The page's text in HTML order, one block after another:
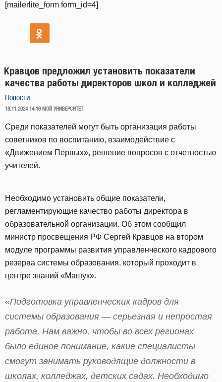
[mailerlite_form form_id=4]
Кравцов предложил установить показатели
качества работы директоров школ и колледжей
Новости
ОПУБЛИКОВАНО
18.11.2024 14:16 МОЙ УНИВЕРСИТЕТ
Среди показателей могут быть организация работы
советников по воспитанию, взаимодействие с
«Движением Первых», решение вопросов с отчетностью
учителей.
Необходимо установить общие показатели,
регламентирующие качество работы директора в
образовательной организации. Об этом сообщил
министр просвещения РФ Сергей Кравцов на втором
модуле программы развития управленческого кадрового
резерва системы образования, который проходит в
центре знаний «Машук».
«Подготовка управленческих кадров для
системы образования — серьезная и непростая
работа. Нам важно, чтобы во всех регионах
было единое понимание, какие специалисты
смогут занимать руководящие должности в
школах, колледжах, детских садах. Необходимо